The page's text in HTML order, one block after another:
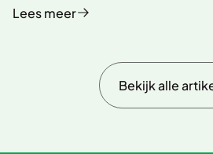
Lees meer
Bekijk alle